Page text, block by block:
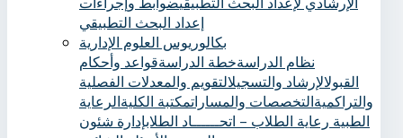
إعداد البحث التطبيقي
بكالوريوس العلوم الإدارية
نظام الدراسةخطة الدراسةقواعد وأحكام
القبولالإرشاد والتسجيلالتقويم والمعدلات الفصلية
والتراكميةالتخصصات والمساراتمكتبة الكليةالرعاية
الطبية ‏ رعاية الطلاب – اتحــــــاد الطلابإدارة شئون